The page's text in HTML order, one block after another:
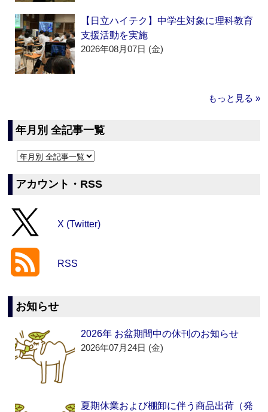
【日立ハイテク】中学生対象に理科教育
支援活動を実施
2026年08月07日 (金)
もっと見る »
年月別 全記事一覧
アカウント・RSS
X (Twitter)
RSS
お知らせ
2026年 お盆期間中の休刊のお知らせ
2026年07月24日 (金)
夏期休業および棚卸に伴う商品出荷（発